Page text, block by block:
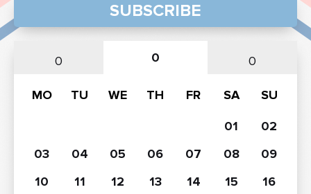
SUBSCRIBE
0 0 0
MO TU WE TH FR SA SU
01
02
03
04 05 06 07 08
09
10
11 12 13 14 15
16